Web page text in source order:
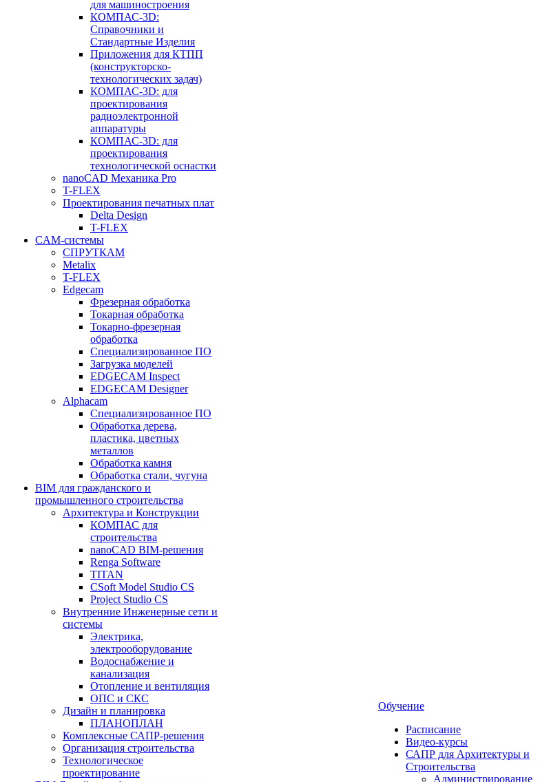
для машиностроения
КОМПАС-3D:
Справочники и
Стандартные Изделия
Приложения для КТПП
(конструкторско-
технологических задач)
КОМПАС-3D: для
проектирования
радиоэлектронной
аппаратуры
КОМПАС-3D: для
проектирования
технологической оснастки
nanoCAD Механика Pro
T-FLEX
Проектирования печатных плат
Delta Design
T-FLEX
CAM-системы
СПРУТКAM
Metalix
T-FLEX
Edgecam
Фрезерная обработка
Токарная обработка
Токарно-фрезерная
обработка
Специализированное ПО
Загрузка моделей
EDGECAM Inspect
EDGECAM Designer
Alphacam
Специализированное ПО
Обработка дерева,
пластика, цветных
металлов
Обработка камня
Обработка стали, чугуна
BIM для гражданского и
промышленного строительства
Архитектура и Конструкции
КОМПАС для
строительства
nanoCAD BIM-решения
Renga Software
TITAN
CSoft Model Studio CS
Project Studio CS
Внутренние Инженерные сети и
системы
Электрика,
электрооборудование
Водоснабжение и
канализация
Отопление и вентиляция
ОПС и СКС
Дизайн и планировка
ПЛАНОПЛАН
Комплексные САПР-решения
Организация строительства
Технологическое
проектирование
Обучение
Расписание
Видео-курсы
САПР для Архитектуры и
Строительства
Администрирование